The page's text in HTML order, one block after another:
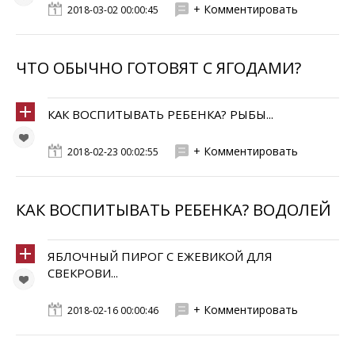
2018-03-02 00:00:45 + Комментировать
ЧТО ОБЫЧНО ГОТОВЯТ С ЯГОДАМИ?
КАК ВОСПИТЫВАТЬ РЕБЕНКА? РЫБЫ...
2018-02-23 00:02:55 + Комментировать
КАК ВОСПИТЫВАТЬ РЕБЕНКА? ВОДОЛЕЙ
ЯБЛОЧНЫЙ ПИРОГ С ЕЖЕВИКОЙ ДЛЯ
СВЕКРОВИ...
2018-02-16 00:00:46 + Комментировать